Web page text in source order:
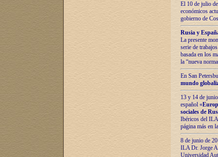
El 10 de julio
económicos
gobierno de
Rusia y
La presente
serie de
basada en los
la “nueva
En San
mundo
13 y 14 de
español «
sociales de
Ibéricos del ILA
página más en
8 de junio de
ILA Dr. Jorge
Universidad